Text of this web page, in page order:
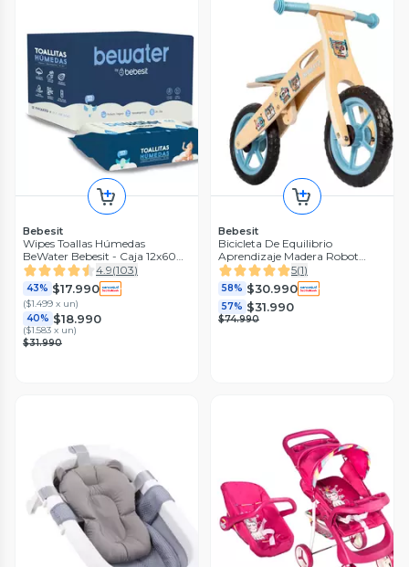
Bebesit
Wipes Toallas Húmedas
BeWater Bebesit - Caja 12x60
unidades
4.9(103)
43% $17.990
($1.499 x un)
40% $18.990
($1.583 x un)
$31.990
Bebesit
Bicicleta De Equilibrio
Aprendizaje Madera Robot
Celeste Bebesit5(1)
58% $30.990
57% $31.990
$74.990